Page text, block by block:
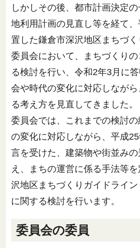
しかしその後、都市計画決定
地利用計画の見直し等を経て
置した鎌倉市深沢地区まちづ
委員会において、まちづくり
る検討を行い、令和2年3月に
会や時代の変化に対応しなが
る考え方を見直してきました。
委員会では、これまでの検討
の変化に対応しながら、平成
言を受けた、建築物や街並み
え、まちの運営に係る手法等
沢地区まちづくりガイドライ
に関する検討を行います。
委員会の委員